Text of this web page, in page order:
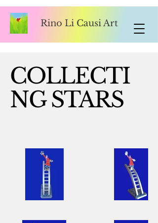
Rino Li Causi Art
COLLECTI
NG STARS